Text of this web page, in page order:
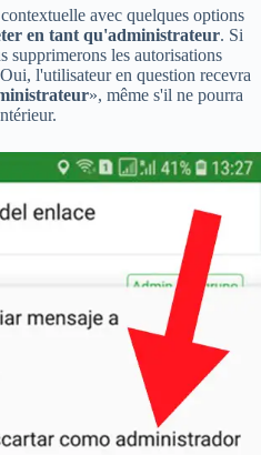
avec quelques options
en tant qu'administrateur. Si
supprimerons les autorisations
l'utilisateur en question recevra
», même s'il ne pourra